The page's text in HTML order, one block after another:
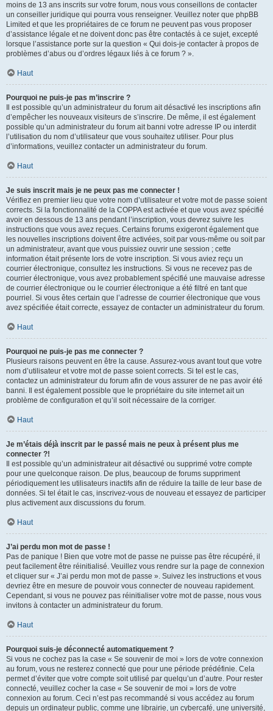
moins de 13 ans inscrits sur votre forum, nous vous conseillons de contacter
un conseiller juridique qui pourra vous renseigner. Veuillez noter que phpBB
Limited et que les propriétaires de ce forum ne peuvent pas vous proposer
d’assistance légale et ne doivent donc pas être contactés à ce sujet, excepté
lorsque l’assistance porte sur la question « Qui dois-je contacter à propos de
problèmes d’abus ou d’ordres légaux liés à ce forum ? ».
Haut
Pourquoi ne puis-je pas m’inscrire ?
Il est possible qu’un administrateur du forum ait désactivé les inscriptions afin
d’empêcher les nouveaux visiteurs de s’inscrire. De même, il est également
possible qu’un administrateur du forum ait banni votre adresse IP ou interdit
l’utilisation du nom d’utilisateur que vous souhaitez utiliser. Pour plus
d’informations, veuillez contacter un administrateur du forum.
Haut
Je suis inscrit mais je ne peux pas me connecter !
Vérifiez en premier lieu que votre nom d’utilisateur et votre mot de passe soient
corrects. Si la fonctionnalité de la COPPA est activée et que vous avez spécifié
avoir en dessous de 13 ans pendant l’inscription, vous devrez suivre les
instructions que vous avez reçues. Certains forums exigeront également que
les nouvelles inscriptions doivent être activées, soit par vous-même ou soit par
un administrateur, avant que vous puissiez ouvrir une session ; cette
information était présente lors de votre inscription. Si vous aviez reçu un
courrier électronique, consultez les instructions. Si vous ne recevez pas de
courrier électronique, vous avez probablement spécifié une mauvaise adresse
de courrier électronique ou le courrier électronique a été filtré en tant que
pourriel. Si vous êtes certain que l’adresse de courrier électronique que vous
avez spécifiée était correcte, essayez de contacter un administrateur du forum.
Haut
Pourquoi ne puis-je pas me connecter ?
Plusieurs raisons peuvent en être la cause. Assurez-vous avant tout que votre
nom d’utilisateur et votre mot de passe soient corrects. Si tel est le cas,
contactez un administrateur du forum afin de vous assurer de ne pas avoir été
banni. Il est également possible que le propriétaire du site internet ait un
problème de configuration et qu’il soit nécessaire de la corriger.
Haut
Je m’étais déjà inscrit par le passé mais ne peux à présent plus me
connecter ?!
Il est possible qu’un administrateur ait désactivé ou supprimé votre compte
pour une quelconque raison. De plus, beaucoup de forums suppriment
périodiquement les utilisateurs inactifs afin de réduire la taille de leur base de
données. Si tel était le cas, inscrivez-vous de nouveau et essayez de participer
plus activement aux discussions du forum.
Haut
J’ai perdu mon mot de passe !
Pas de panique ! Bien que votre mot de passe ne puisse pas être récupéré, il
peut facilement être réinitialisé. Veuillez vous rendre sur la page de connexion
et cliquer sur « J’ai perdu mon mot de passe ». Suivez les instructions et vous
devriez être en mesure de pouvoir vous connecter de nouveau rapidement.
Cependant, si vous ne pouvez pas réinitialiser votre mot de passe, nous vous
invitons à contacter un administrateur du forum.
Haut
Pourquoi suis-je déconnecté automatiquement ?
Si vous ne cochez pas la case « Se souvenir de moi » lors de votre connexion
au forum, vous ne resterez connecté que pour une période prédéfinie. Cela
permet d’éviter que votre compte soit utilisé par quelqu’un d’autre. Pour rester
connecté, veuillez cocher la case « Se souvenir de moi » lors de votre
connexion au forum. Ceci n’est pas recommandé si vous accédez au forum
depuis un ordinateur public, comme une librairie, un cybercafé, une université,